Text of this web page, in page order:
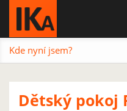
Kde nyní jsem?
Dětský pokoj